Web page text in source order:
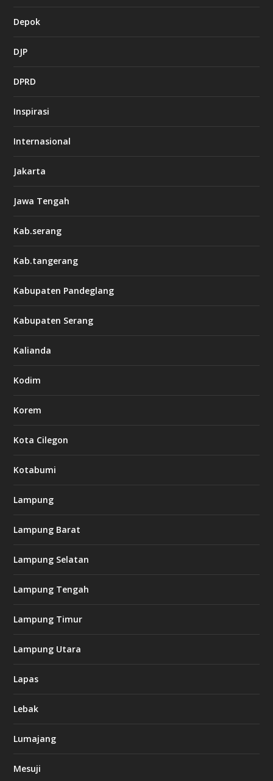
Depok
DJP
DPRD
Inspirasi
Internasional
Jakarta
Jawa Tengah
Kab.serang
Kab.tangerang
Kabupaten Pandeglang
Kabupaten Serang
Kalianda
Kodim
Korem
Kota Cilegon
Kotabumi
Lampung
Lampung Barat
Lampung Selatan
Lampung Tengah
Lampung Timur
Lampung Utara
Lapas
Lebak
Lumajang
Mesuji